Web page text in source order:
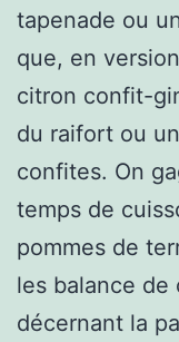
tapenade ou
que, en
citron confit-
du raifort ou
confites. On
temps de
pommes de
les balance
décernant la